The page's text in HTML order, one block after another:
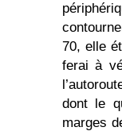
70, elle
ferai à
dont le
marges